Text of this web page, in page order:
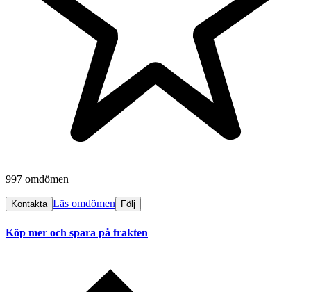
997 omdömen
Kontakta Läs omdömen Följ
Köp mer och spara på frakten